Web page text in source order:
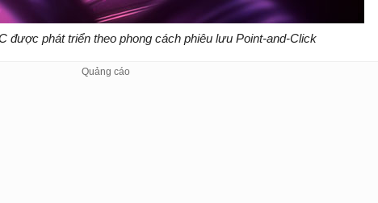
được phát triển theo phong cách phiêu lưu Point-and-Click